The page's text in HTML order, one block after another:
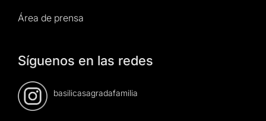
Área de prensa
Síguenos en las redes
basilicasagradafamilia